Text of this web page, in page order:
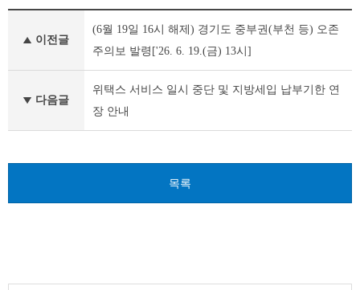
음
이전글
(6월 19일 16시 해제) 경기도 중부권(부천 등) 오존
주의보 발령['26. 6. 19.(금) 13시]
다음글
위택스 서비스 일시 중단 및 지방세입 납부기한 연
장 안내
목록